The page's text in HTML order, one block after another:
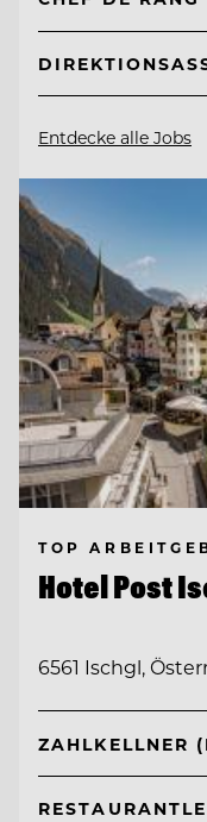
Entdecke alle Jobs
TOP
Hotel Post
6561 Ischgl,
ZAHLKELLNER